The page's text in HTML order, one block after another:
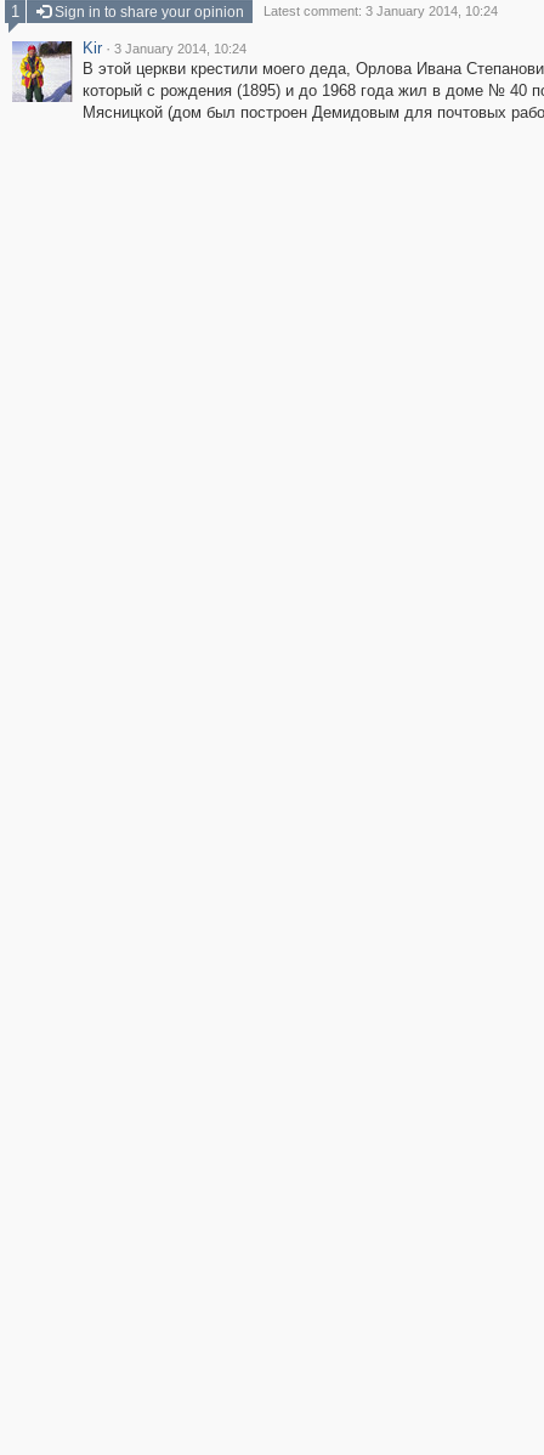
1
Sign in to share your opinion Latest comment: 3 January 2014, 10:24
Kir · 3 January 2014, 10:24
В этой церкви крестили моего деда, Орлова Ивана
который с рождения (1895) и до 1968 года жил в доме № 40
Мясницкой (дом был построен Демидовым для почтовых